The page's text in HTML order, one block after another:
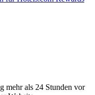
mehr als 24 Stunden vor